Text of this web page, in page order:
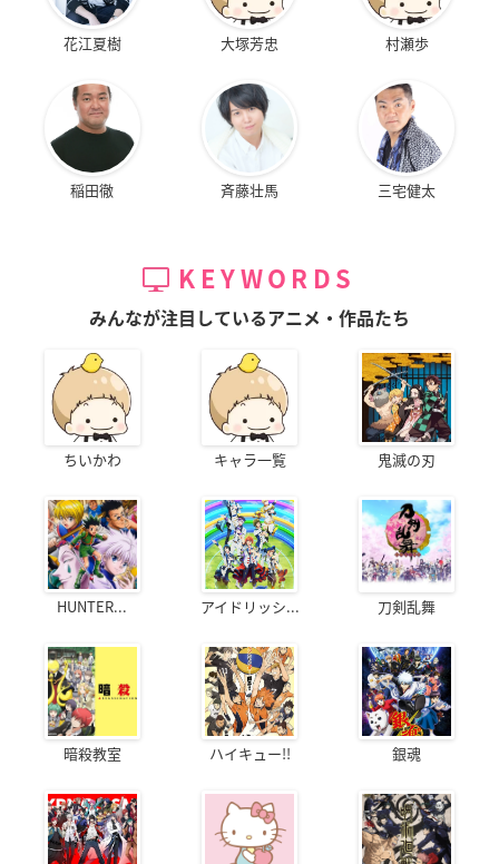
花江夏樹 大塚芳忠 村瀬歩
稲田徹 斉藤壮馬 三宅健太
KEYWORDS
みんなが注目しているアニメ・作品たち
ちいかわ キャラ一覧 鬼滅の刃
HUNTER... アイドリッシ... 刀剣乱舞
暗殺教室 ハイキュー!! 銀魂